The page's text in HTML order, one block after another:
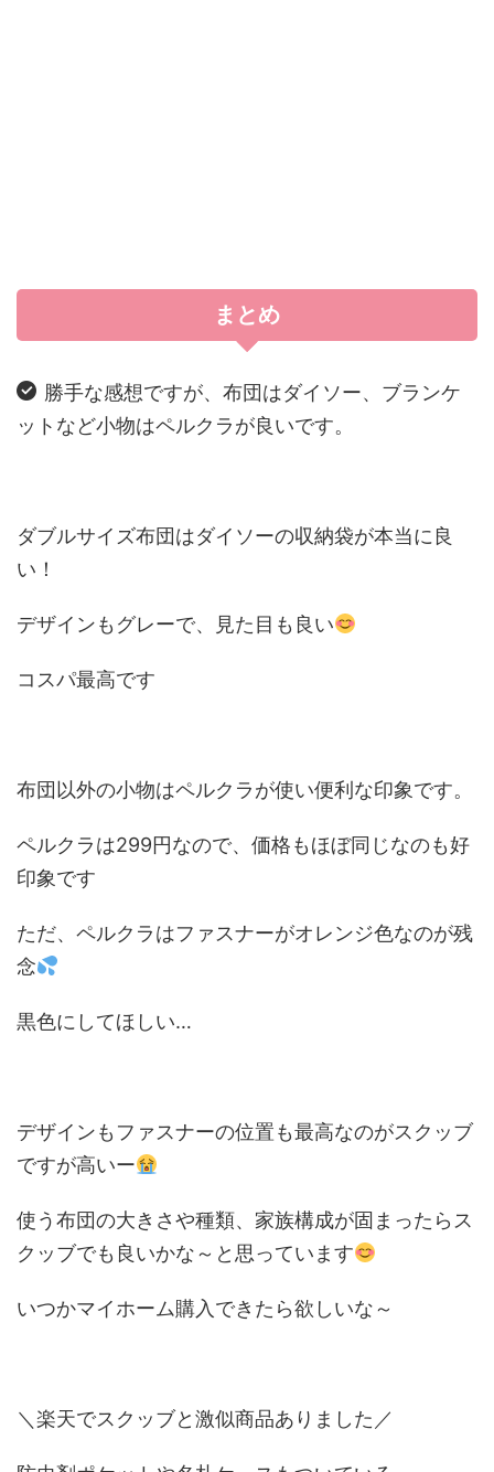
まとめ
勝手な感想ですが、布団はダイソー、ブランケ
ットなど小物はペルクラが良いです。
ダブルサイズ布団はダイソーの収納袋が本当に良
い！
デザインもグレーで、見た目も良い
コスパ最高です
布団以外の小物はペルクラが使い便利な印象です。
ペルクラは299円なので、価格もほぼ同じなのも好
印象です
ただ、ペルクラはファスナーがオレンジ色なのが残
念
黒色にしてほしい…
デザインもファスナーの位置も最高なのがスクッブ
ですが高いー
使う布団の大きさや種類、家族構成が固まったらス
クッブでも良いかな～と思っています
いつかマイホーム購入できたら欲しいな～
＼楽天でスクッブと激似商品ありました／